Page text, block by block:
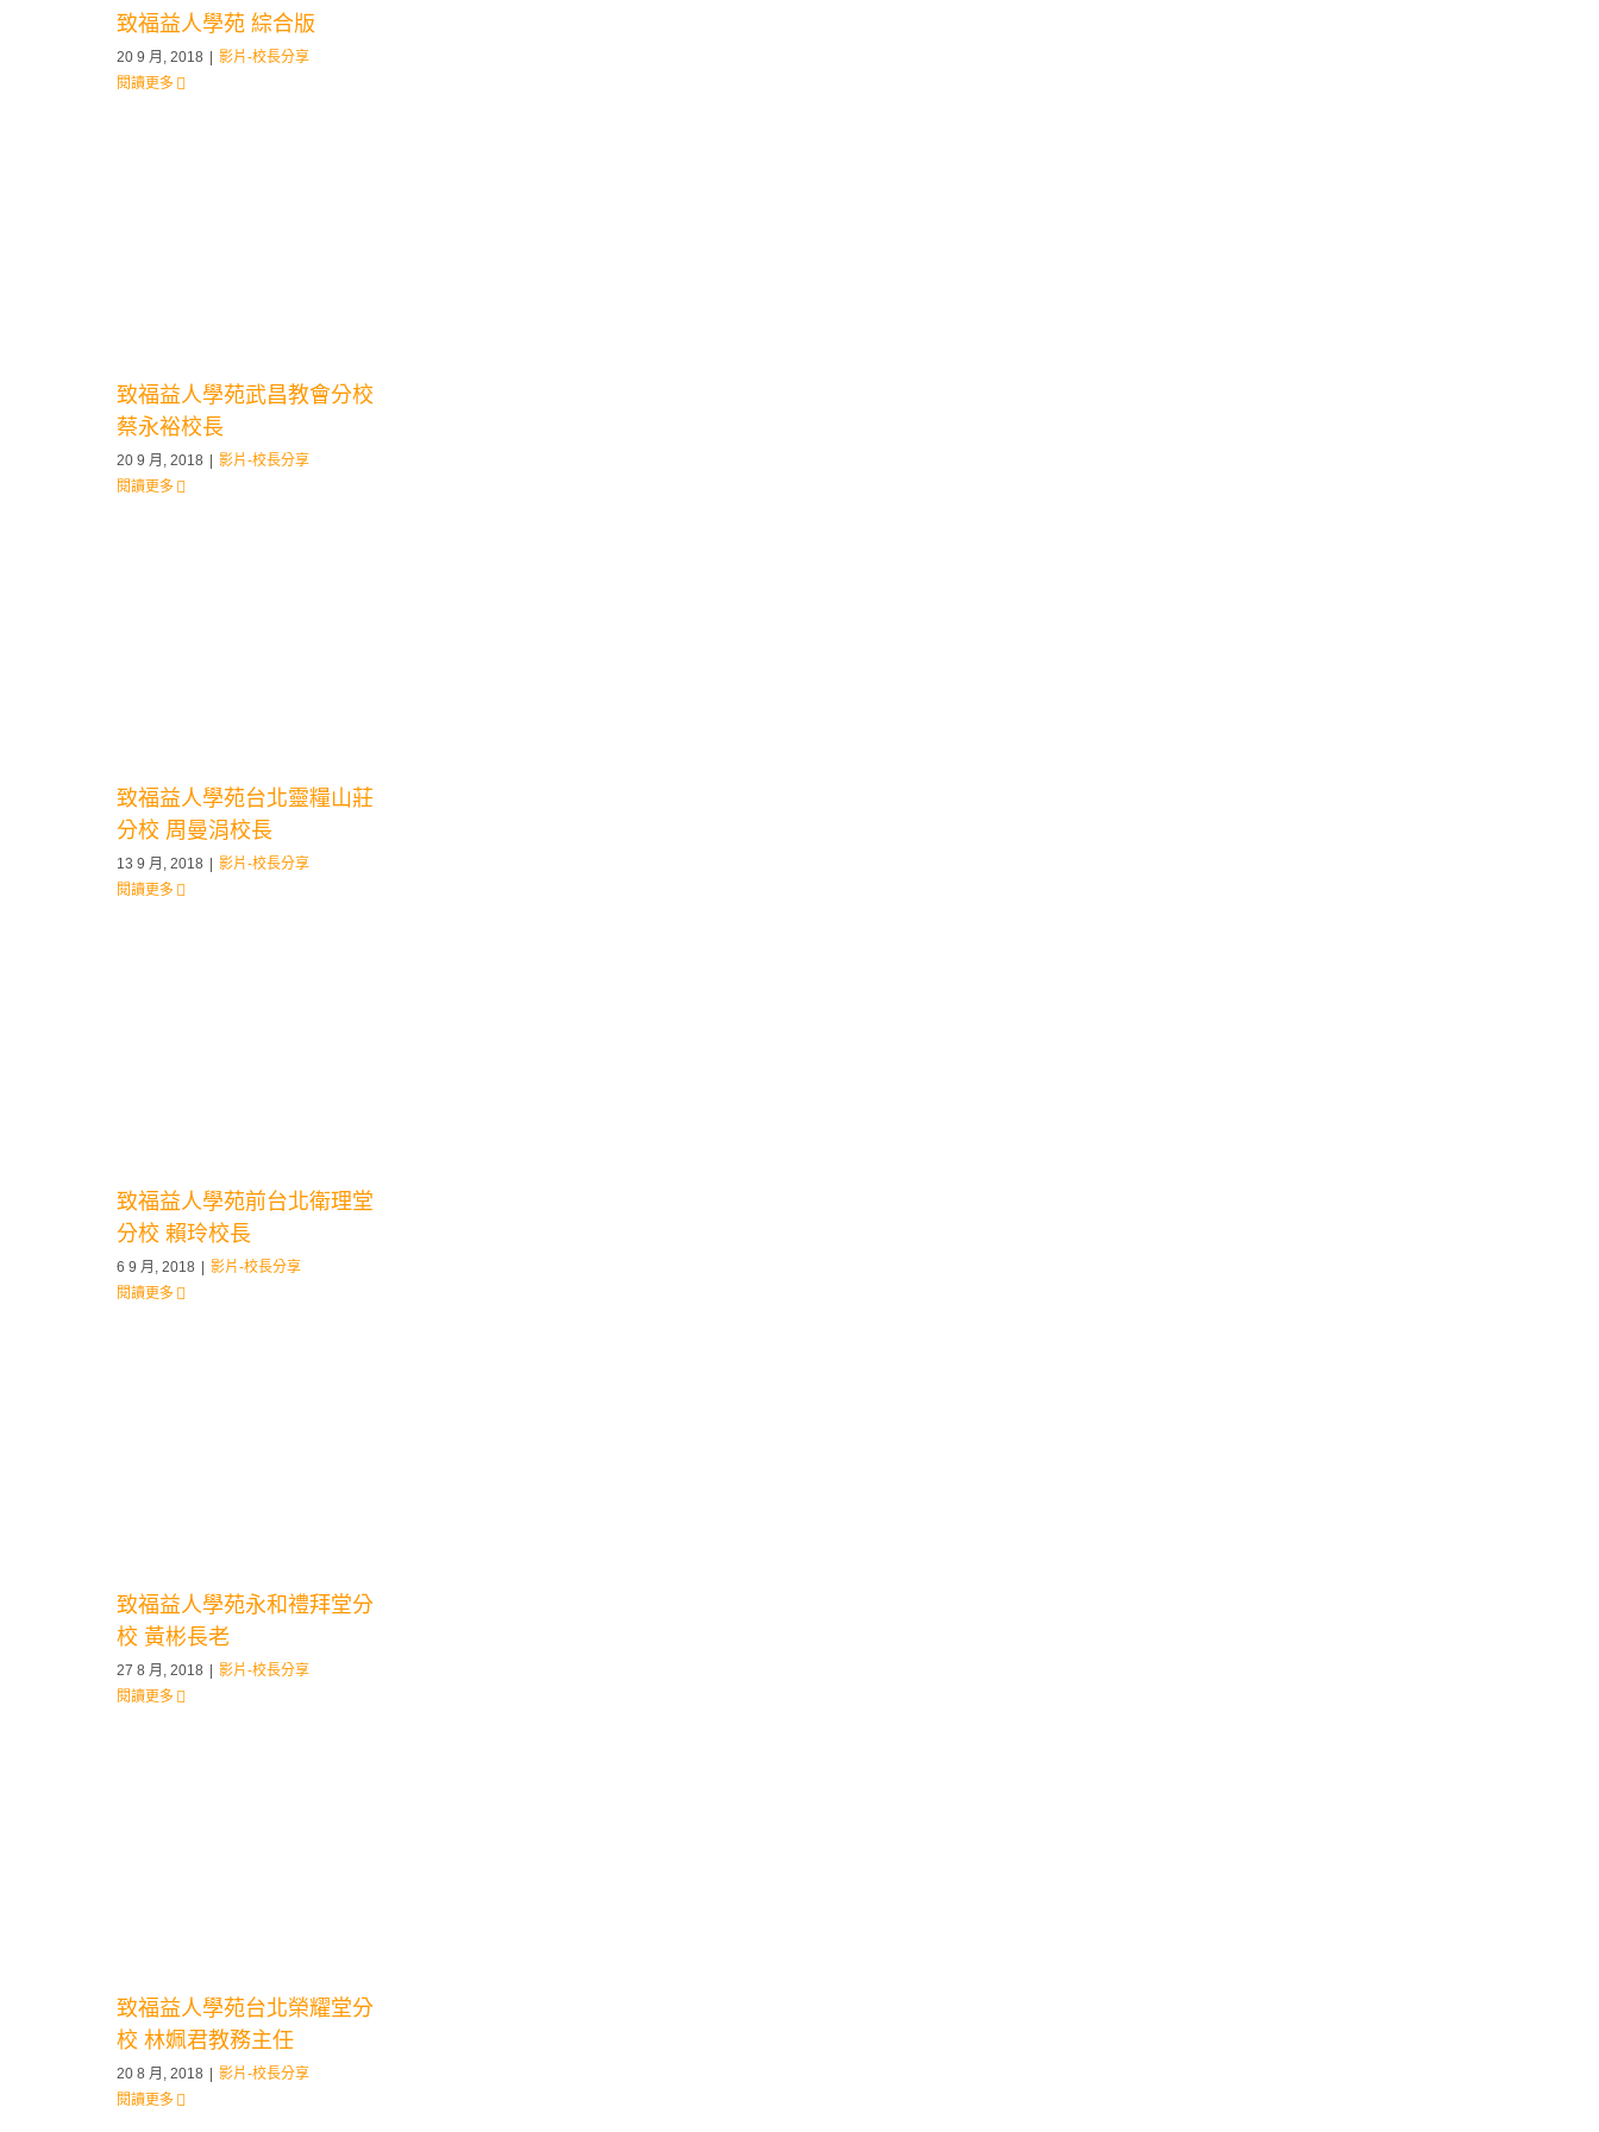
致福益人學苑 綜合版
20 9 月, 2018
影片-校長分享
閱讀更多
致福益人學苑武昌教會分校
蔡永裕校長
20 9 月, 2018
影片-校長分享
閱讀更多
致福益人學苑台北靈糧山莊
分校 周曼涓校長
13 9 月, 2018
影片-校長分享
閱讀更多
致福益人學苑前台北衛理堂
分校 賴玲校長
6 9 月, 2018
影片-校長分享
閱讀更多
致福益人學苑永和禮拜堂分
校 黃彬長老
27 8 月, 2018
影片-校長分享
閱讀更多
致福益人學苑台北榮耀堂分
校 林姵君教務主任
20 8 月, 2018
影片-校長分享
閱讀更多